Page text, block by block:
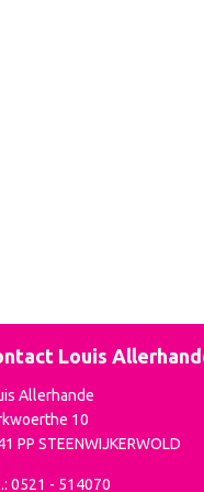
Louis
Allerhande
10
PP STEENWIJKERWOLD
0521 - 514070